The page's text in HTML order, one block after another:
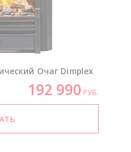
Очаг Dimplex
192 990 РУБ.